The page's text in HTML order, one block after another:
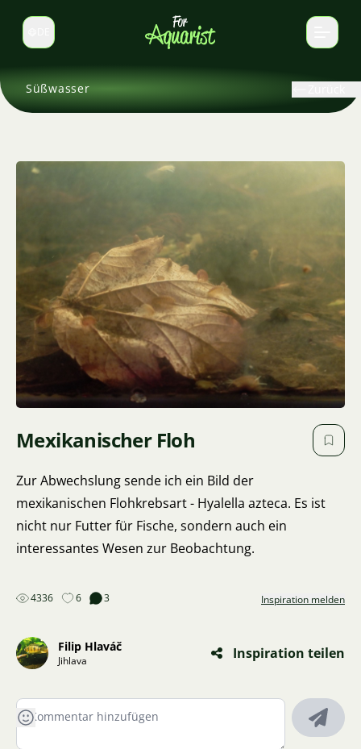
Sprache wechseln
Süßwasser
Mexikanischer Floh
Zur Abwechslung sende ich ein Bild der
mexikanischen Flohkrebsart - Hyalella azteca. Es ist
nicht nur Futter für Fische, sondern auch ein
interessantes Wesen zur Beobachtung.
4336 6 3 Inspiration melden
Filip Hlaváč
Jihlava Inspiration teilen